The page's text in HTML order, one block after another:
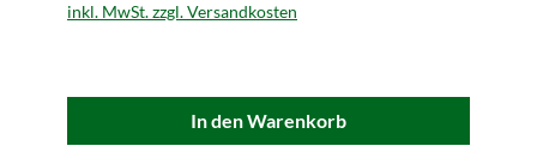
inkl. MwSt. zzgl. Versandkosten
In den Warenkorb